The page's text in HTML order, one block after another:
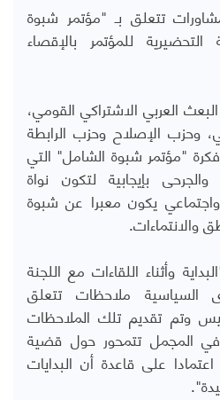
تتعلق بـ "مؤتمر شبوة
للمؤتمر بالإقصاء
العربي الاشتراكي القومي،
وحزب الإصلاح وحزب الرابطة
"مؤتمر شبوة الشامل" التي
بإيجابية لتكون نواة
يكون معبرا عن شبوة
والانتماءات.
وأثناء اللقاءات مع اللجنة
السياسية ملاحظات تتعلق
وتم تقديم تلك الملاحظات
المجمل تتمحور حول قضية
على قاعدة أن البدايات